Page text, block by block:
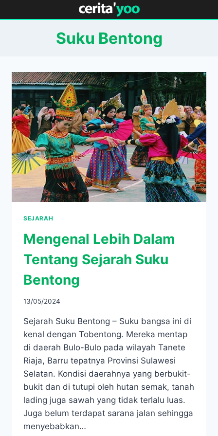
to
Suku Bentong
SEJARAH
Mengenal Lebih Dalam
Tentang Sejarah Suku
Bentong
13/05/2024
Sejarah Suku Bentong – Suku bangsa ini di
kenal dengan Tobentong. Mereka mentap
di daerah Bulo-Bulo pada wilayah Tanete
Riaja, Barru tepatnya Provinsi Sulawesi
Selatan. Kondisi daerahnya yang berbukit-
bukit dan di tutupi oleh hutan semak, tanah
lading juga sawah yang tidak terlalu luas.
Juga belum terdapat sarana jalan sehingga
menyebabkan…